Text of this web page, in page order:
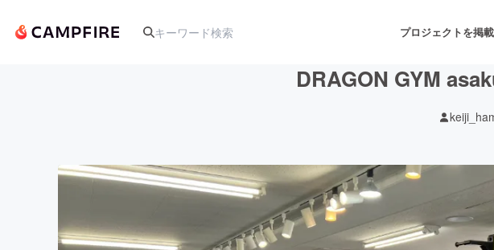
プロジェクトを掲
アート・写真 音楽
テクノロジー・ガジェット ゲーム・サービス開発
DRAGON GYM